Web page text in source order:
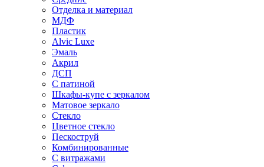
Отделка и материал
МДФ
Пластик
Alvic Luxe
Эмаль
Акрил
ДСП
С патиной
Шкафы-купе с зеркалом
Матовое зеркало
Стекло
Цветное стекло
Пескоструй
Комбинированные
С витражами